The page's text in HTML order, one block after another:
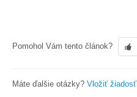
Pomohol Vám tento článok?
Máte ďalšie otázky? Vložiť žiadosť